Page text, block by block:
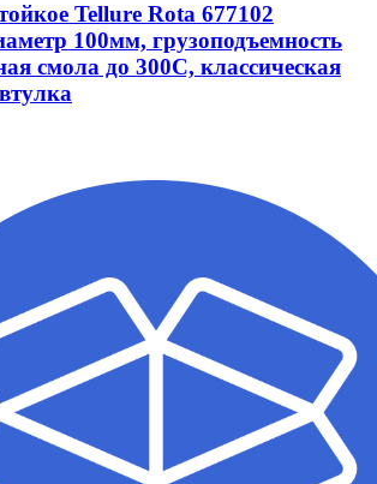
Tellure Rota 677102
100мм, грузоподъемность
смола до 300С, классическая